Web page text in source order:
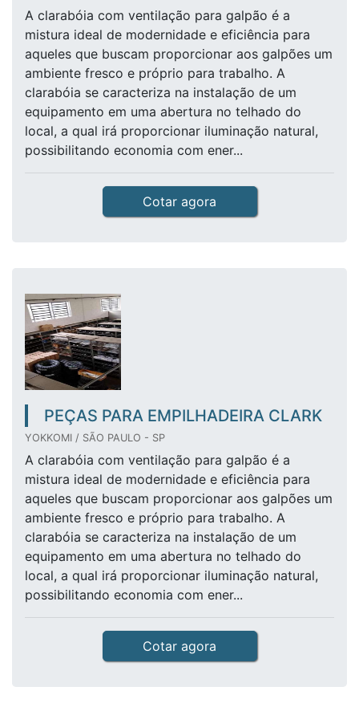
A clarabóia com ventilação para galpão é a
mistura ideal de modernidade e eficiência para
aqueles que buscam proporcionar aos galpões um
ambiente fresco e próprio para trabalho. A
clarabóia se caracteriza na instalação de um
equipamento em uma abertura no telhado do
local, a qual irá proporcionar iluminação natural,
possibilitando economia com ener...
Cotar agora
PEÇAS PARA EMPILHADEIRA CLARK
YOKKOMI / SÃO PAULO - SP
A clarabóia com ventilação para galpão é a
mistura ideal de modernidade e eficiência para
aqueles que buscam proporcionar aos galpões um
ambiente fresco e próprio para trabalho. A
clarabóia se caracteriza na instalação de um
equipamento em uma abertura no telhado do
local, a qual irá proporcionar iluminação natural,
possibilitando economia com ener...
Cotar agora